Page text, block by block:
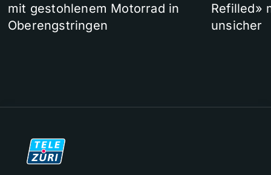
mit gestohlenem Motorrad in
Oberengstringen
Refilled»
unsicher